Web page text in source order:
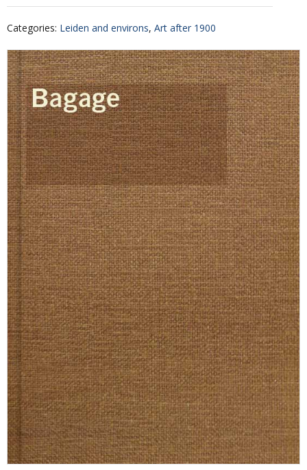
Categories: Leiden and environs, Art after 1900